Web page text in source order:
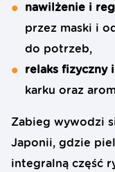
nawilżenie i
przez maski i
do potrzeb,
relaks fizyczny
karku oraz
Zabieg wywodzi
Japonii, gdzie
integralną część